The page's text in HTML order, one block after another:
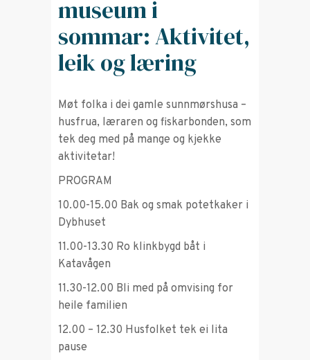
museum i
sommar: Aktivitet,
leik og læring
Møt folka i dei gamle sunnmørshusa –
husfrua, læraren og fiskarbonden, som
tek deg med på mange og kjekke
aktivitetar!
PROGRAM
10.00-15.00 Bak og smak potetkaker i
Dybhuset
11.00-13.30 Ro klinkbygd båt i
Katavågen
11.30-12.00 Bli med på omvising for
heile familien
12.00 – 12.30 Husfolket tek ei lita
pause